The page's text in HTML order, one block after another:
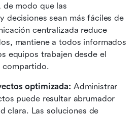
modo que las
decisiones sean más fáciles de
centralizada reduce
mantiene a todos informados
equipos trabajen desde el
compartido.
optimizada: Administrar
puede resultar abrumador
clara. Las soluciones de